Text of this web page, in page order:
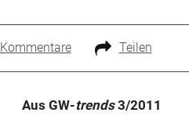
Kommentare Teilen
Aus GW-trends3/2011